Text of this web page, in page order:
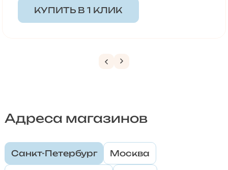
КУПИТЬ В 1 КЛИК
Адреса магазинов
Санкт-Петербург Москва